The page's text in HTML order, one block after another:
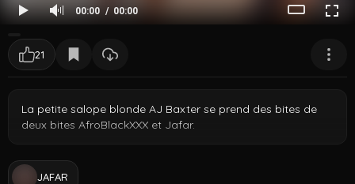
00:00 00:00
21
La petite salope blonde AJ Baxter se prend des bites de
deux bites AfroBlackXXX et Jafar.
JAFAR